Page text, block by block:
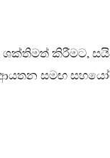
කිරීමට,
සමඟ